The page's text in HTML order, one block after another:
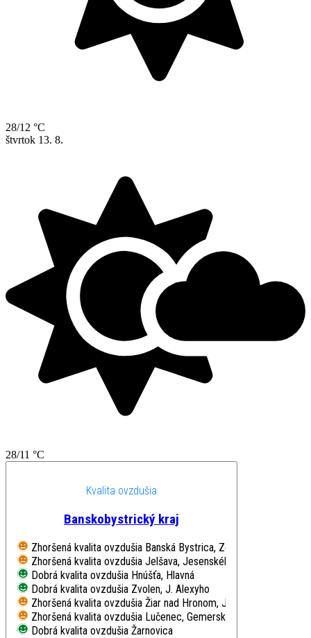
28/12 °C
štvrtok 13. 8.
28/11 °C
Kvalita ovzdušia
Banskobystrický kraj
Zhoršená kvalita ovzdušia Banská Bystrica, Zelená
Zhoršená kvalita ovzdušia Jelšava, Jesenského
Dobrá kvalita ovzdušia Hnúšťa, Hlavná
Dobrá kvalita ovzdušia Zvolen, J. Alexyho
Zhoršená kvalita ovzdušia Žiar nad Hronom, Jilemnického
Zhoršená kvalita ovzdušia Lučenec, Gemerská cesta
Dobrá kvalita ovzdušia Žarnovica